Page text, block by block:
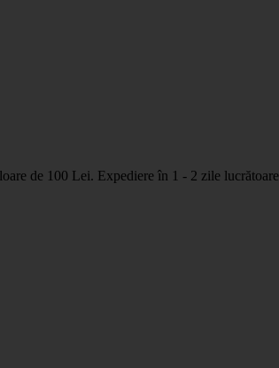
de 100 Lei. Expediere în 1 - 2 zile